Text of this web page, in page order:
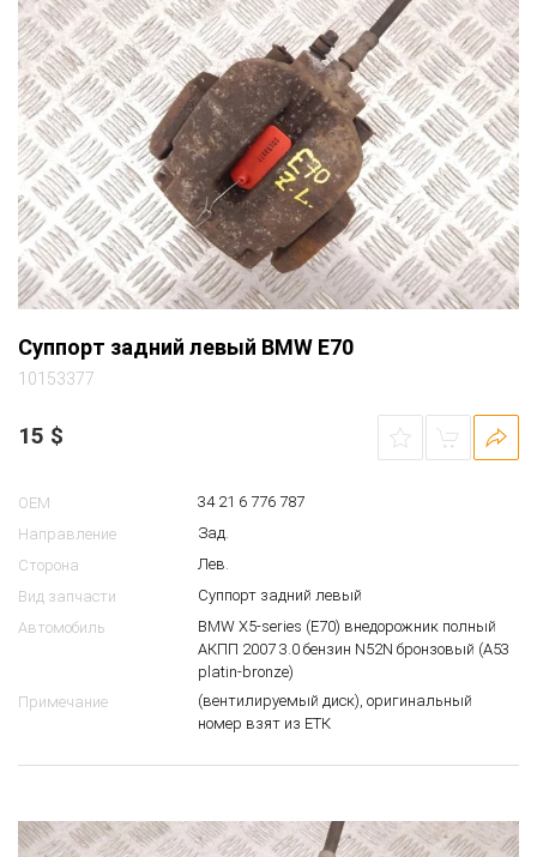
Суппорт задний левый BMW E70
10153377
15 $
OEM
34 21 6 776 787
Направление
Зад.
Сторона
Лев.
Вид запчасти
Суппорт задний левый
Автомобиль
BMW X5-series (E70) внедорожник полный
АКПП 2007 3.0 бензин N52N бронзовый (A53
platin-bronze)
Примечание
(вентилируемый диск), оригинальный
номер взят из ЕТК